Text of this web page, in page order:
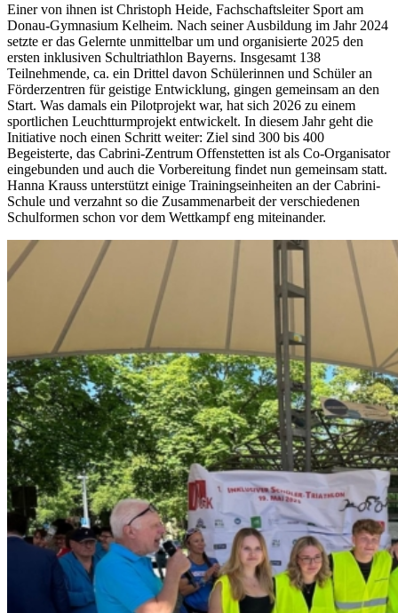
Einer von ihnen ist Christoph Heide, Fachschaftsleiter Sport am
Donau-Gymnasium Kelheim. Nach seiner Ausbildung im Jahr 2024
setzte er das Gelernte unmittelbar um und organisierte 2025 den
ersten inklusiven Schultriathlon Bayerns. Insgesamt 138
Teilnehmende, ca. ein Drittel davon Schülerinnen und Schüler an
Förderzentren für geistige Entwicklung, gingen gemeinsam an den
Start. Was damals ein Pilotprojekt war, hat sich 2026 zu einem
sportlichen Leuchtturmprojekt entwickelt. In diesem Jahr geht die
Initiative noch einen Schritt weiter: Ziel sind 300 bis 400
Begeisterte, das Cabrini-Zentrum Offenstetten ist als Co-Organisator
eingebunden und auch die Vorbereitung findet nun gemeinsam statt.
Hanna Krauss unterstützt einige Trainingseinheiten an der Cabrini-
Schule und verzahnt so die Zusammenarbeit der verschiedenen
Schulformen schon vor dem Wettkampf eng miteinander.